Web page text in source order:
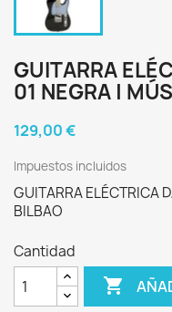
GUITARRA
01 NEGRA |
129,00 €
Impuestos incluidos
GUITARRA ELÉCTRICA
BILBAO
Cantidad
